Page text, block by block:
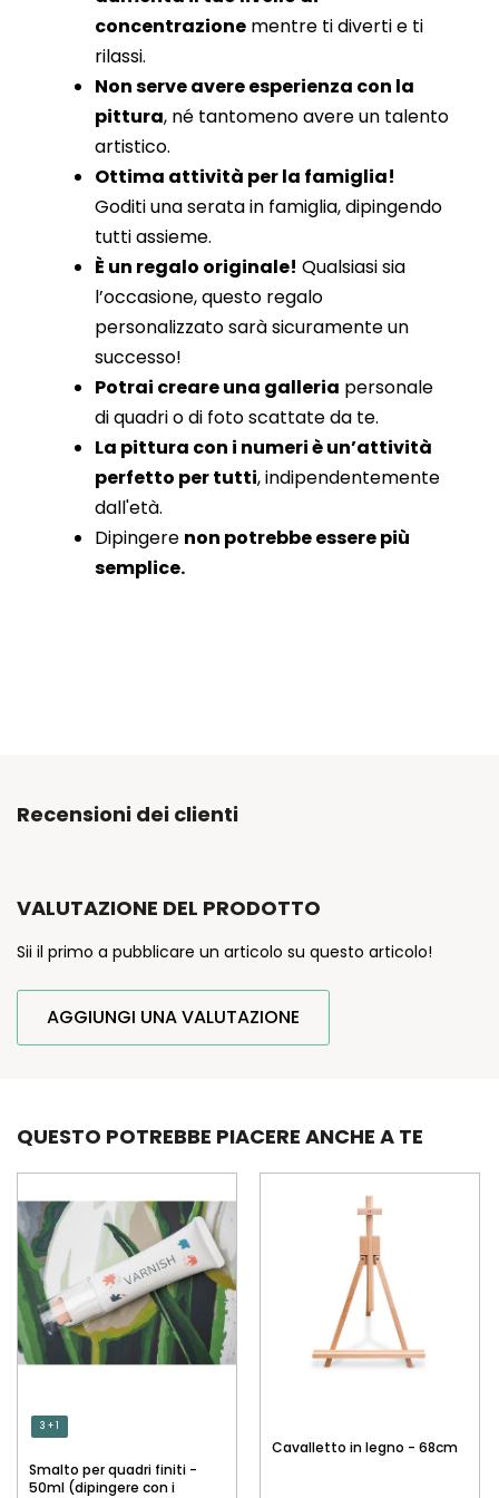
concentrazione mentre ti diverti e ti
rilassi.
Non serve avere esperienza con la
pittura, né tantomeno avere un talento
artistico.
Ottima attività per la famiglia!
Goditi una serata in famiglia, dipingendo
tutti assieme.
È un regalo originale! Qualsiasi sia
l’occasione, questo regalo
personalizzato sarà sicuramente un
successo!
Potrai creare una galleria personale
di quadri o di foto scattate da te.
La pittura con i numeri è un’attività
perfetto per tutti, indipendentemente
dall'età.
Dipingere non potrebbe essere più
semplice.
Recensioni dei clienti
VALUTAZIONE DEL PRODOTTO
Sii il primo a pubblicare un articolo su questo articolo!
AGGIUNGI UNA VALUTAZIONE
QUESTO POTREBBE PIACERE ANCHE A TE
3 + 1
Smalto per quadri finiti -
50ml (dipingere con i
Cavalletto in legno - 68cm